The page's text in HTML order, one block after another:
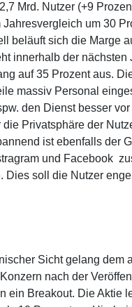
Mrd. Nutzer (+9
Jahresvergleich um 30
beläuft sich die Marge
innerhalb der nächsten
auf 35 Prozent aus.
massiv Personal
den Dienst besser
die Privatsphäre der
ist ebenfalls der
und Facebook
Dies soll die Nutzer
Sicht gelang dem
nach der
ein Breakout. Die Aktie